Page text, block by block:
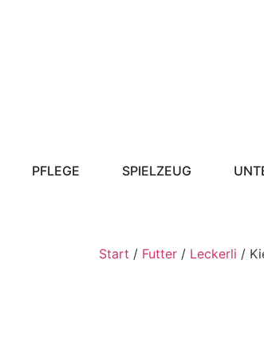
PFLEGE SPIELZEUG
Start / Futter / Leckerli /